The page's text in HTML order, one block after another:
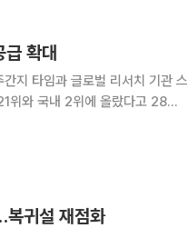
확대
지 타임과 글로벌 리서치 기관 스
위와 국내 2위에 올랐다고 28일
복귀설 재점화